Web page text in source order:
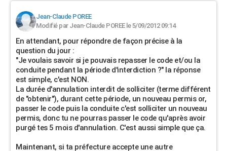
Jean-Claude POREE
Modifié par Jean-Claude POREE le 5/09/2012 09:14
En attendant, pour répondre de façon précise à la
question du jour :
"Je voulais savoir si je pouvais repasser le code et/ou la
conduite pendant la période d'interdiction ?" la réponse
est simple, c'est NON.
La durée d'annulation interdit de solliciter (terme différent
de "obtenir"), durant cette période, un nouveau permis or,
passer le code puis la conduite c'est solliciter un nouveau
permis, donc tu ne pourras passer le code qu'après avoir
purgé tes 5 mois d'annulation. C'est aussi simple que ça.
Maintenant, si ta préfecture accepte une autre